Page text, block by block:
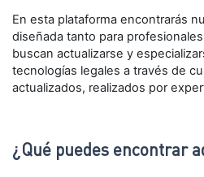
En esta plataforma encontrarás
diseñada tanto para
buscan actualizarse y
tecnologías legales a través de
actualizados, realizados por
¿Qué puedes encontrar